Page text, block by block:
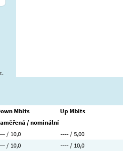
Mbits Up Mbits
/ nominální
/ 10,0 ---- / 5,00
/ 10,0 ---- / 10,0